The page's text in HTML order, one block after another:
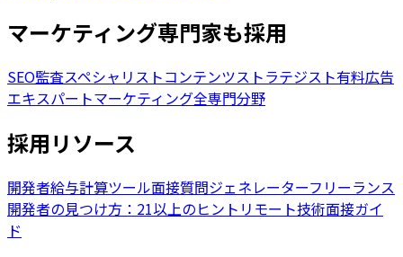
マーケティング専門家も採用
SEO監査スペシャリストコンテンツストラテジスト有料広告
エキスパートマーケティング全専門分野
採用リソース
開発者給与計算ツール面接質問ジェネレーターフリーランス
開発者の見つけ方：21以上のヒント リモート技術面接ガイ
ド